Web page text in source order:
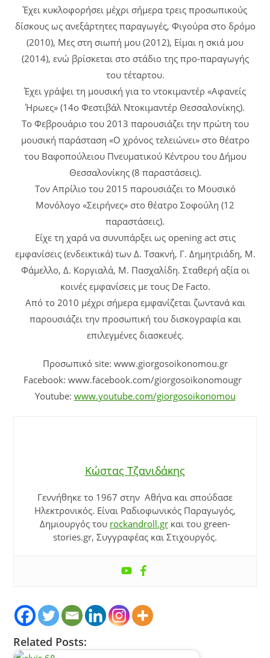
Έχει κυκλοφορήσει μέχρι σήμερα τρεις προσωπικούς
δίσκους ως ανεξάρτητες παραγωγές, Φιγούρα στο δρόμο
(2010), Μες στη σιωπή μου (2012), Είμαι η σκιά μου
(2014), ενώ βρίσκεται στο στάδιο της προ-παραγωγής
του τέταρτου.
Έχει γράψει τη μουσική για το ντοκιμαντέρ «Αφανείς
Ήρωες» (14ο Φεστιβάλ Ντοκιμαντέρ Θεσσαλονίκης).
Το Φεβρουάριο του 2013 παρουσιάζει την πρώτη του
μουσική παράσταση «Ο χρόνος τελειώνει» στο θέατρο
του Βαφοπούλειου Πνευματικού Κέντρου του Δήμου
Θεσσαλονίκης (8 παραστάσεις).
Τον Απρίλιο του 2015 παρουσιάζει το Μουσικό
Μονόλογο «Σειρήνες» στο θέατρο Σοφούλη (12
παραστάσεις).
Είχε τη χαρά να συνυπάρξει ως opening act στις
εμφανίσεις (ενδεικτικά) των Δ. Τσακνή, Γ. Δημητριάδη, Μ.
Φάμελλο, Δ. Κοργιαλά, Μ. Πασχαλίδη. Σταθερή αξία οι
κοινές εμφανίσεις με τους De Facto.
Από το 2010 μέχρι σήμερα εμφανίζεται ζωντανά και
παρουσιάζει την προσωπική του δισκογραφία και
επιλεγμένες διασκευές.
Προσωπικό site: www.giorgosoikonomou.gr
Facebook: www.facebook.com/giorgosoikonomougr
Youtube: www.youtube.com/giorgosoikonomou
Κώστας Τζανιδάκης
Γεννήθηκε το 1967 στην Αθήνα και σπούδασε
Ηλεκτρονικός. Είναι Ραδιοφωνικός Παραγωγός,
Δημιουργός του rockandroll.gr και του green-
stories.gr, Συγγραφέας και Στιχουργός.
Related Posts: